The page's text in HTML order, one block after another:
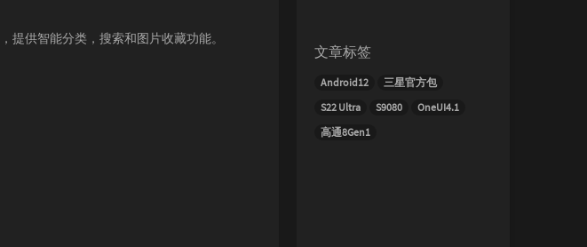
提供智能分类，搜索和图片收藏功能。
文章标签
Android12
三星官方包
S22 Ultra
S9080
OneUI4.1
高通8Gen1